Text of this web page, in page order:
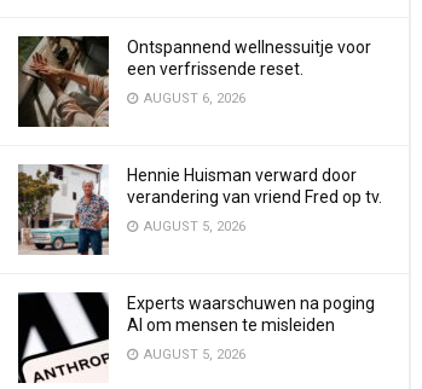
Ontspannend wellnessuitje voor
een verfrissende reset.
AUGUST 6, 2026
Hennie Huisman verward door
verandering van vriend Fred op tv.
AUGUST 5, 2026
Experts waarschuwen na poging
AI om mensen te misleiden
AUGUST 5, 2026